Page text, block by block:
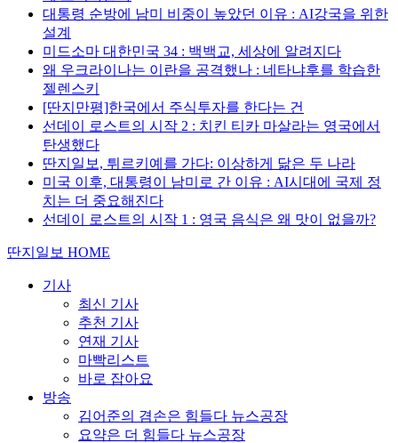
대통령 순방에 남미 비중이 높았던 이유 : AI강국을 위한
설계
미드소마 대한민국 34 : 백백교, 세상에 알려지다
왜 우크라이나는 이란을 공격했나 : 네타냐후를 학습한
젤렌스키
[딴지만평]한국에서 주식투자를 한다는 건
선데이 로스트의 시작 2 : 치킨 티카 마살라는 영국에서
탄생했다
딴지일보, 튀르키예를 가다: 이상하게 닮은 두 나라
미국 이후, 대통령이 남미로 간 이유 : AI시대에 국제 정
치는 더 중요해진다
선데이 로스트의 시작 1 : 영국 음식은 왜 맛이 없을까?
딴지일보 HOME
기사
최신 기사
추천 기사
연재 기사
마빡리스트
바로 잡아요
방송
김어준의 겸손은 힘들다 뉴스공장
요약은 더 힘들다 뉴스공장